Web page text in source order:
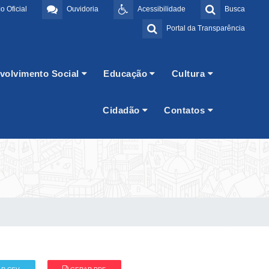
Busca
Acessibilidade
Ouvidoria
Oficial
Portal da Transparência
Social Educação Cultura
Cidadão Contatos